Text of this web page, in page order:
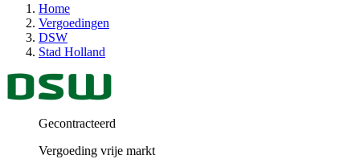
Home
Vergoedingen
DSW
Stad Holland
Gecontracteerd
Vergoeding vrije markt